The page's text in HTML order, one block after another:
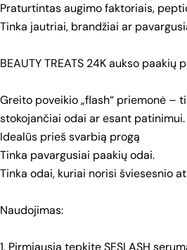
Praturtintas augimo faktoriais,
Tinka jautriai, brandžiai ar
BEAUTY TREATS 24K aukso paakių
Greito poveikio „flash“ priemonė –
stokojančiai odai ar esant patinimui.
Idealūs prieš svarbią progą
Tinka pavargusiai paakių odai.
Tinka odai, kuriai norisi šviesesnio
Naudojimas: